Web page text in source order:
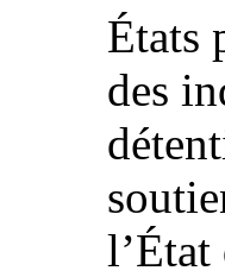
États
des